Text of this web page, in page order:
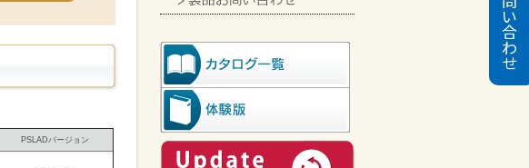
い
合
わ
せ
PSLADバージョン